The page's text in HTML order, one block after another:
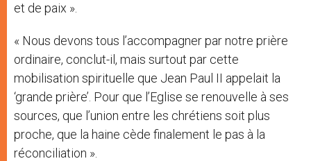
et de paix ».
« Nous devons tous l’accompagner par notre prière
ordinaire, conclut-il, mais surtout par cette
mobilisation spirituelle que Jean Paul II appelait la
‘grande prière’. Pour que l’Eglise se renouvelle à ses
sources, que l’union entre les chrétiens soit plus
proche, que la haine cède finalement le pas à la
réconciliation ».